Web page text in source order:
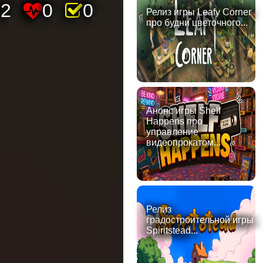
0 0
Релиз игры Leafy Corner
про будни цветочного...
Анонс игры Shelf
Happens про
управление
видеопрокатом...
Релиз
градостроительной игры
Spiritstead...